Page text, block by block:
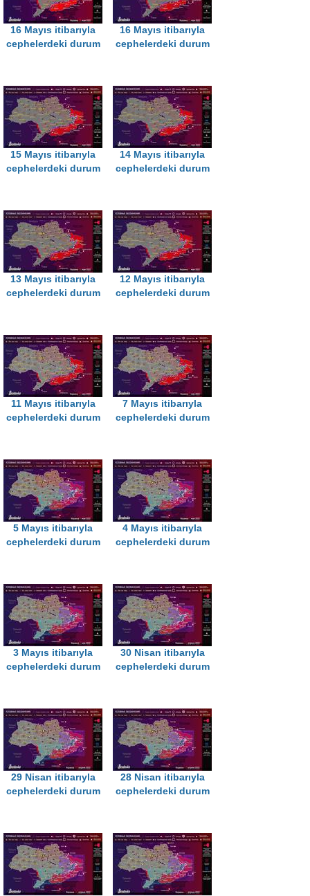
16 Mayıs itibarıyla
cephelerdeki durum
16 Mayıs itibarıyla
cephelerdeki durum
15 Mayıs itibarıyla
cephelerdeki durum
14 Mayıs itibarıyla
cephelerdeki durum
13 Mayıs itibarıyla
cephelerdeki durum
12 Mayıs itibarıyla
cephelerdeki durum
11 Mayıs itibarıyla
cephelerdeki durum
7 Mayıs itibarıyla
cephelerdeki durum
5 Mayıs itibarıyla
cephelerdeki durum
4 Mayıs itibarıyla
cephelerdeki durum
3 Mayıs itibarıyla
cephelerdeki durum
30 Nisan itibarıyla
cephelerdeki durum
29 Nisan itibarıyla
cephelerdeki durum
28 Nisan itibarıyla
cephelerdeki durum